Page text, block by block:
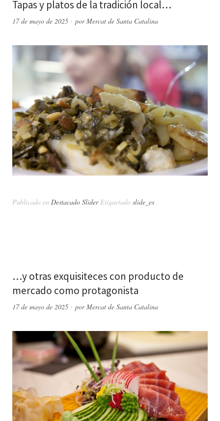
Tapas y platos de la tradición local…
17 de mayo de 2025 porMercat de Santa Catalina
Publicado en Destacado Slider Etiquetado slide_es
…y otras exquisiteces con producto de
mercado como protagonista
17 de mayo de 2025 porMercat de Santa Catalina